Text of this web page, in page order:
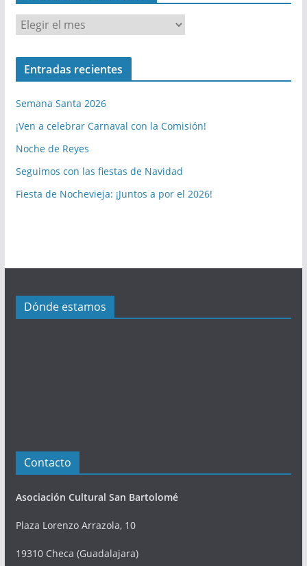
o
d
l
a
s
u
b
i
Entradas recientes
Semana Santa 2026
¡Ven a celebrar Carnaval con la Comisión!
Noche de Reyes
Seguimos con las fiestas de Navidad
Fiesta de Nochevieja: ¡Juntos a por el 2026!
Dónde estamos
Contacto
Asociación Cultural San Bartolomé
Plaza Lorenzo Arrazola, 10
19310 Checa (Guadalajara)